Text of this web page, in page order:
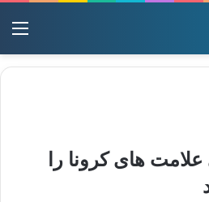
های کرونا را